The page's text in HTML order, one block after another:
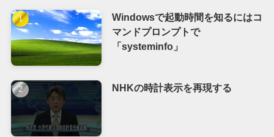
Windowsで起動時間を知るにはコ
マンドプロンプトで
「systeminfo」
NHKの時計表示を再現する